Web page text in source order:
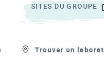
SITES DU GROUPE
Trouver un